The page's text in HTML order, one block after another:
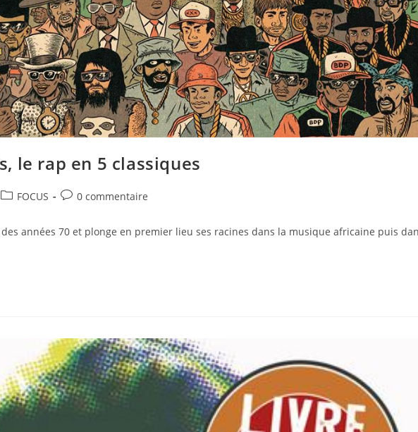
le rap en 5 classiques
FOCUS 0 commentaire
années 70 et plonge en premier lieu ses racines dans la musique africaine puis